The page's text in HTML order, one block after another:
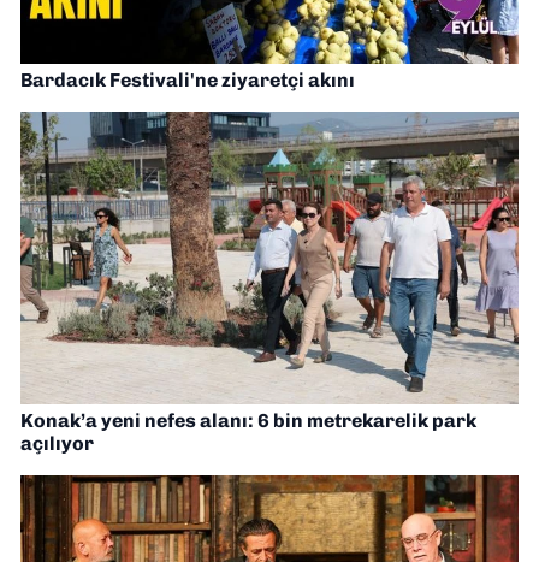
Bardacık Festivali'ne ziyaretçi akını
Konak’a yeni nefes alanı: 6 bin metrekarelik park
açılıyor